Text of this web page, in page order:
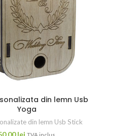
din lemn Usb
Yoga
din lemn Usb Stick
lei